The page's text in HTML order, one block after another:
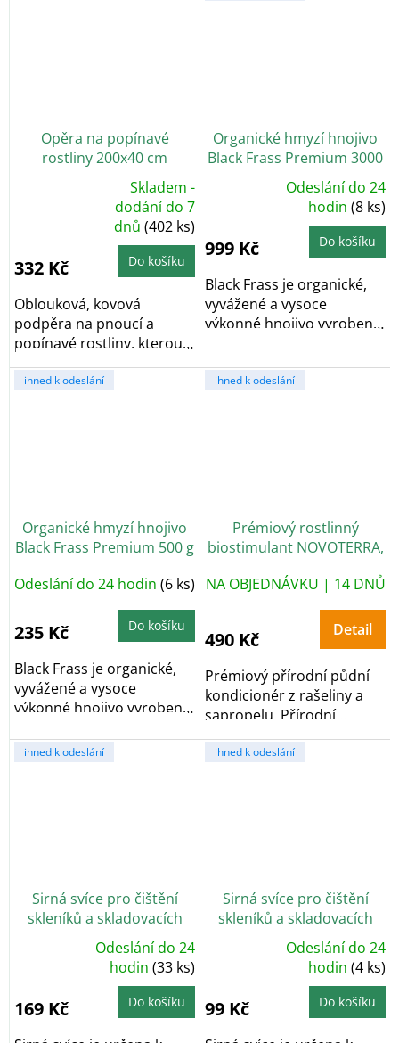
Opěra na popínavé
rostliny 200x40 cm
z
5
hvězdiček.
Skladem -
dodání do 7
dnů(402 ks)
332 Kč Do košíku
Oblouková, kovová
podpěra na pnoucí a
popínavé rostliny, kterou
lze jednoduše sestavit...
Organické hmyzí hnojivo
Black Frass Premium 3000
g
5,0
z
5
Odeslání do 24
hodin(8 ks)
999 Kč Do košíku
Black Frass je organické,
vyvážené a vysoce
výkonné hnojivo vyrobené
ihned k odeslání
Organické hmyzí hnojivo
Black Frass Premium 500 g
Odeslání do 24 hodin (6 ks)
235 Kč Do košíku
Black Frass je organické,
vyvážené a vysoce
výkonné hnojivo vyrobené
ihned k odeslání
Prémiový rostlinný
biostimulant NOVOTERRA,
NA OBJEDNÁVKU | 14 DNŮ
490 Kč Detail
Prémiový přírodní půdní
kondicionér z rašeliny a
sapropelu. Přírodní...
ihned k odeslání
Sirná svíce pro čištění
skleníků a skladovacích
prostor
5,0
z
5
Odeslání do 24
hodin(33 ks)
169 Kč Do košíku
ihned k odeslání
Sirná svíce pro čištění
skleníků a skladovacích
prostor - II. jakost
5,0
z
5
Odeslání do 24
hodin(4 ks)
99 Kč Do košíku